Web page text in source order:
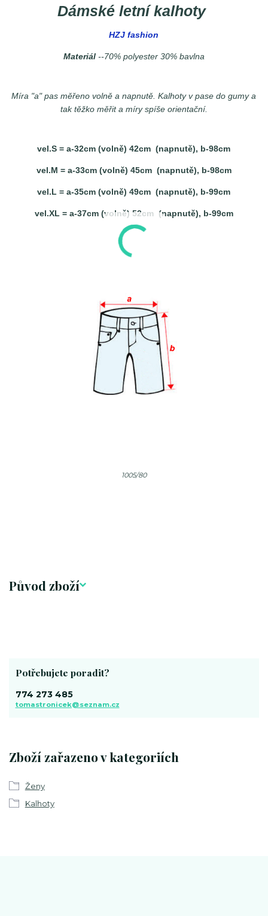
Dámské letní kalhoty
HZJ fashion
Materiál--70% polyester 30% bavlna
Míra "a" pas měřeno volně a napnutě. Kalhoty v pase do gumy a
tak těžko měřit a míry spíše orientační.
vel.S = a-32cm (volně) 42cm (napnutě), b-98cm
vel.M = a-33cm (volně) 45cm (napnutě), b-98cm
vel.L = a-35cm (volně) 49cm (napnutě), b-99cm
vel.XL = a-37cm (volně) 52cm (napnutě), b-99cm
1005/80
Původ zboží
Zboží zařazeno v kategoriích
Ženy
Kalhoty
Potřebujete poradit?
774 273 485
tomastronicek@seznam.cz